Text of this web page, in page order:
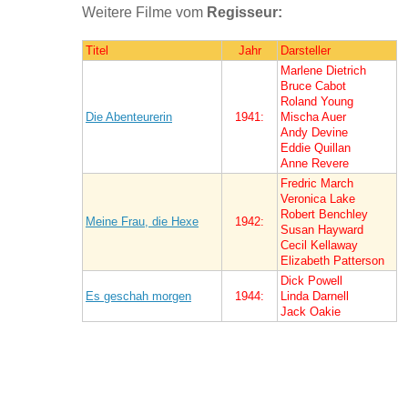
Weitere Filme vom Regisseur:
Titel Jahr Darsteller
Die Abenteurerin 1941:
Marlene Dietrich
Bruce Cabot
Roland Young
Mischa Auer
Andy Devine
Eddie Quillan
Anne Revere
Meine Frau, die Hexe 1942:
Fredric March
Veronica Lake
Robert Benchley
Susan Hayward
Cecil Kellaway
Elizabeth Patterson
Es geschah morgen 1944:
Dick Powell
Linda Darnell
Jack Oakie